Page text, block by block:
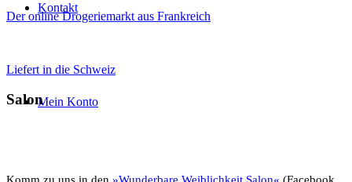
Kontakt
Mein Konto
Der online Drogeriemarkt aus Frankreich
Liefert in die Schweiz
Salon